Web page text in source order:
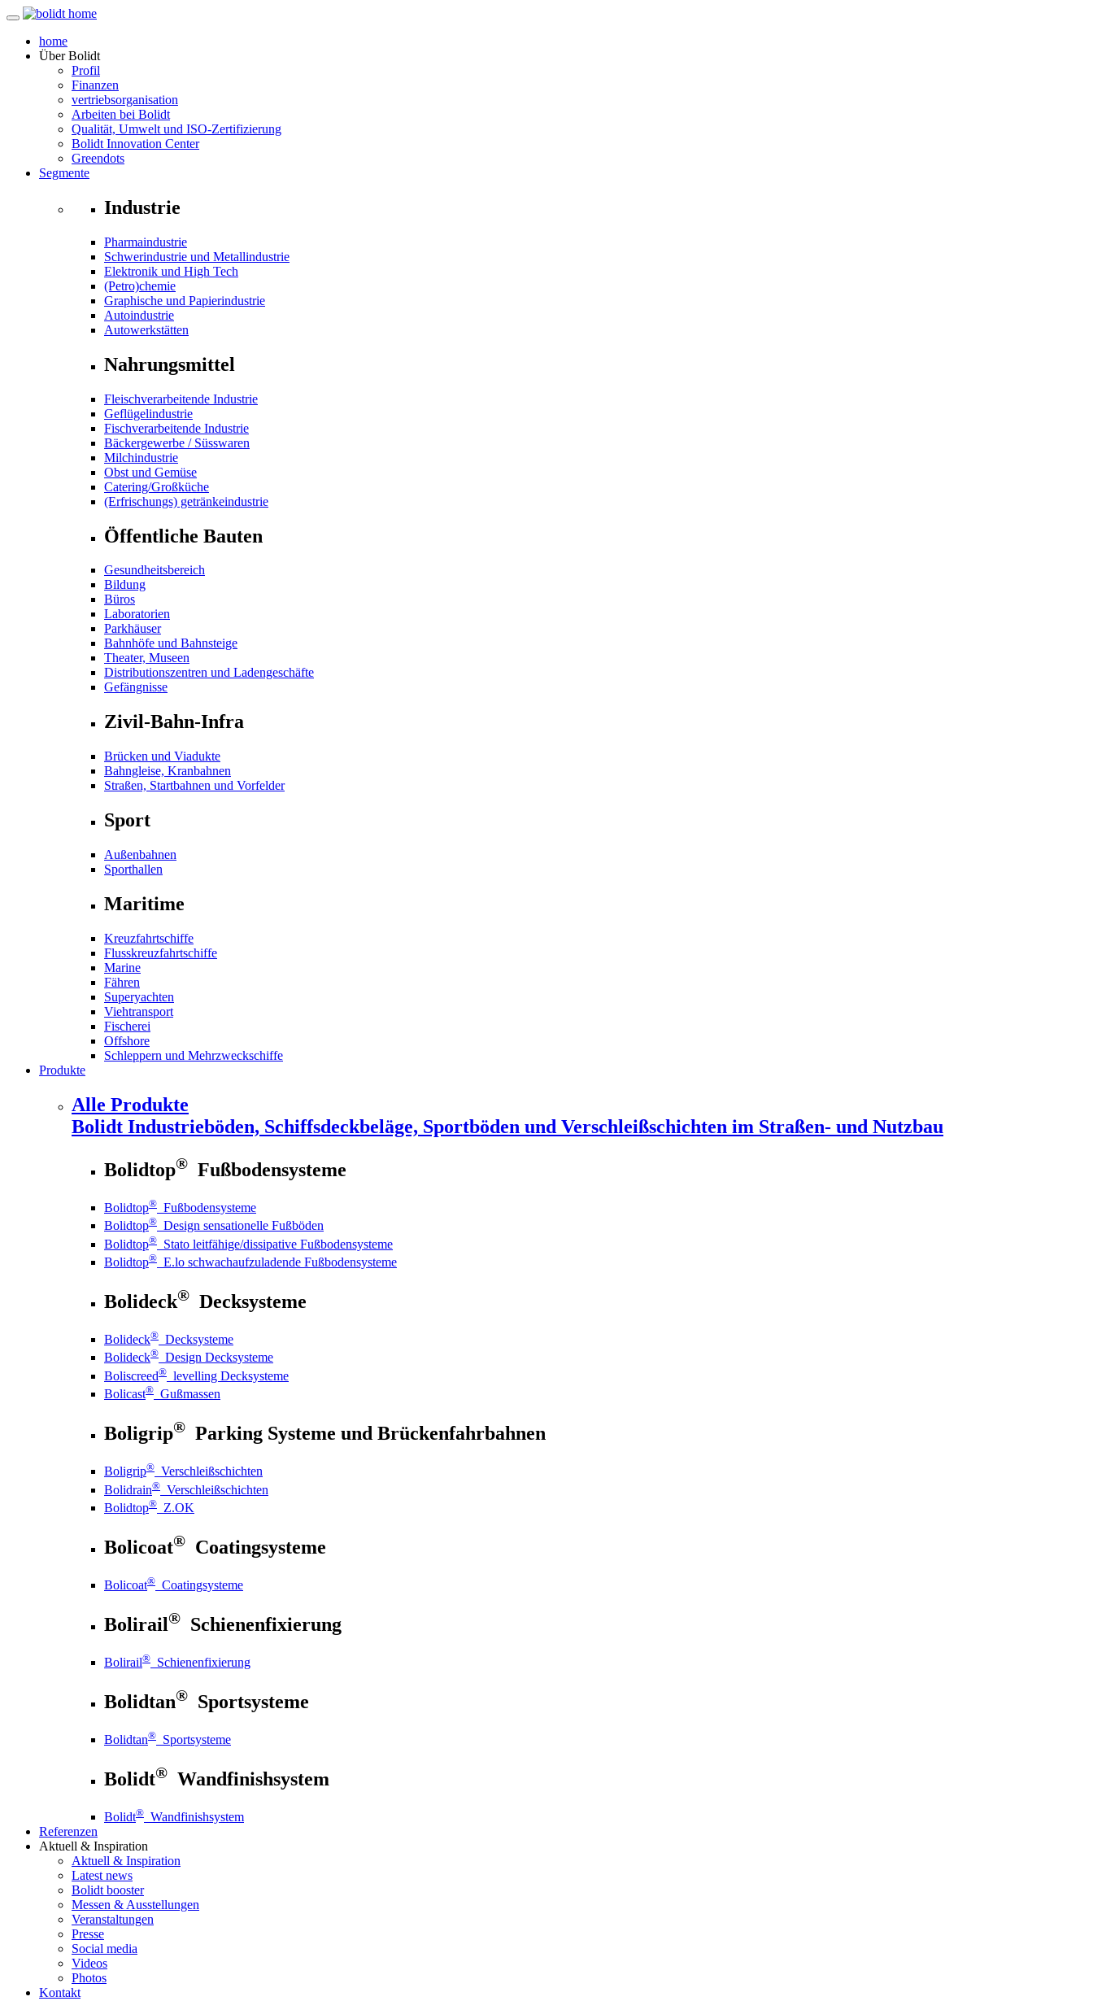
home
ÜberBolidt
Profil
Finanzen
vertriebsorganisation
Arbeiten bei Bolidt
Qualität, Umwelt und ISO-Zertifizierung
Bolidt Innovation Center
Greendots
Segmente
Industrie
Pharmaindustrie
Schwerindustrie und Metallindustrie
Elektronik und High Tech
(Petro)chemie
Graphische und Papierindustrie
Autoindustrie
Autowerkstätten
Nahrungsmittel
Fleischverarbeitende Industrie
Geflügelindustrie
Fischverarbeitende Industrie
Bäckergewerbe / Süsswaren
Milchindustrie
Obst und Gemüse
Catering/Großküche
(Erfrischungs) getränkeindustrie
Öffentliche Bauten
Gesundheitsbereich
Bildung
Büros
Laboratorien
Parkhäuser
Bahnhöfe und Bahnsteige
Theater, Museen
Distributionszentren und Ladengeschäfte
Gefängnisse
Zivil-Bahn-Infra
Brücken und Viadukte
Bahngleise, Kranbahnen
Straßen, Startbahnen und Vorfelder
Sport
Außenbahnen
Sporthallen
Maritime
Kreuzfahrtschiffe
Flusskreuzfahrtschiffe
Marine
Fähren
Superyachten
Viehtransport
Fischerei
Offshore
Schleppern und Mehrzweckschiffe
Produkte
Alle Produkte
Bolidt Industrieböden, Schiffsdeckbeläge, Sportböden und Verschleißschichten im Straßen- und Nutzbau
Bolidtop® Fußbodensysteme
Bolidtop® Fußbodensysteme
Bolidtop® Design sensationelle Fußböden
Bolidtop® Stato leitfähige/dissipative Fußbodensysteme
Bolidtop® E.lo schwachaufzuladende Fußbodensysteme
Bolideck® Decksysteme
Bolideck® Decksysteme
Bolideck® Design Decksysteme
Boliscreed® levelling Decksysteme
Bolicast® Gußmassen
Boligrip® Parking Systeme und Brückenfahrbahnen
Boligrip® Verschleißschichten
Bolidrain® Verschleißschichten
Bolidtop® Z.OK
Bolicoat® Coatingsysteme
Bolicoat® Coatingsysteme
Bolirail® Schienenfixierung
Bolirail® Schienenfixierung
Bolidtan® Sportsysteme
Bolidtan® Sportsysteme
Bolidt® Wandfinishsystem
Bolidt® Wandfinishsystem
Referenzen
Aktuell & Inspiration
Aktuell & Inspiration
Latest news
Bolidt booster
Messen & Ausstellungen
Veranstaltungen
Presse
Social media
Videos
Photos
Kontakt